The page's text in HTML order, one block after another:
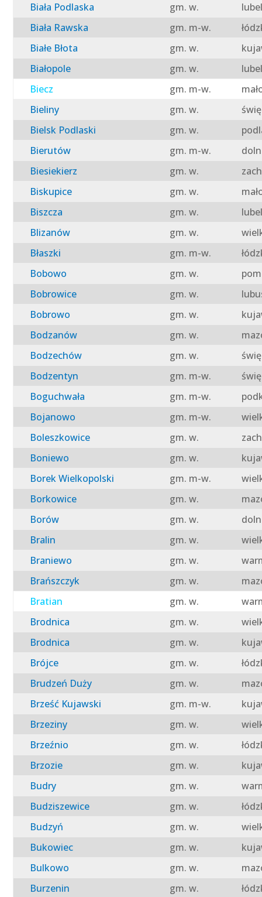
Biała Podlaska
gm. w.
Biała Rawska
gm. m-w.
Białe Błota
gm. w.
Białopole
gm. w.
Biecz
gm. m-w.
Bieliny
gm. w.
Bielsk Podlaski
gm. w.
Bierutów
gm. m-w.
Biesiekierz
gm. w.
Biskupice
gm. w.
Biszcza
gm. w.
Blizanów
gm. w.
Błaszki
gm. m-w.
Bobowo
gm. w.
Bobrowice
gm. w.
Bobrowo
gm. w.
Bodzanów
gm. w.
Bodzechów
gm. w.
Bodzentyn
gm. m-w.
Boguchwała
gm. m-w.
Bojanowo
gm. m-w.
Boleszkowice
gm. w.
Boniewo
gm. w.
Borek Wielkopolski
gm. m-w.
Borkowice
gm. w.
Borów
gm. w.
Bralin
gm. w.
Braniewo
gm. w.
Brańszczyk
gm. w.
Bratian
gm. w.
Brodnica
gm. w.
Brodnica
gm. w.
Brójce
gm. w.
Brudzeń Duży
gm. w.
Brześć Kujawski
gm. m-w.
Brzeziny
gm. w.
Brzeźnio
gm. w.
Brzozie
gm. w.
Budry
gm. w.
Budziszewice
gm. w.
Budzyń
gm. w.
Bukowiec
gm. w.
Bulkowo
gm. w.
Burzenin
gm. w.